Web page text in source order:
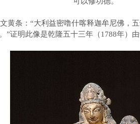
黄条：“大利益密噜什喀释迦牟尼佛，
”证明此像是乾隆五十三年（1788年）